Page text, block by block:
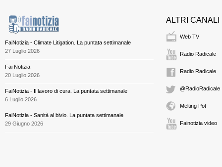
FaiNotizia - Climate Litigation. La puntata settimanale
27 Luglio 2026
Fai Notizia
20 Luglio 2026
FaiNotizia - Il lavoro di cura. La puntata settimanale
6 Luglio 2026
FaiNotizia - Sanità al bivio. La puntata settimanale
29 Giugno 2026
ALTRI CANALI
Web TV
Radio Radicale
Radio Radicale
@RadioRadicale
Melting Pot
Fainotizia video